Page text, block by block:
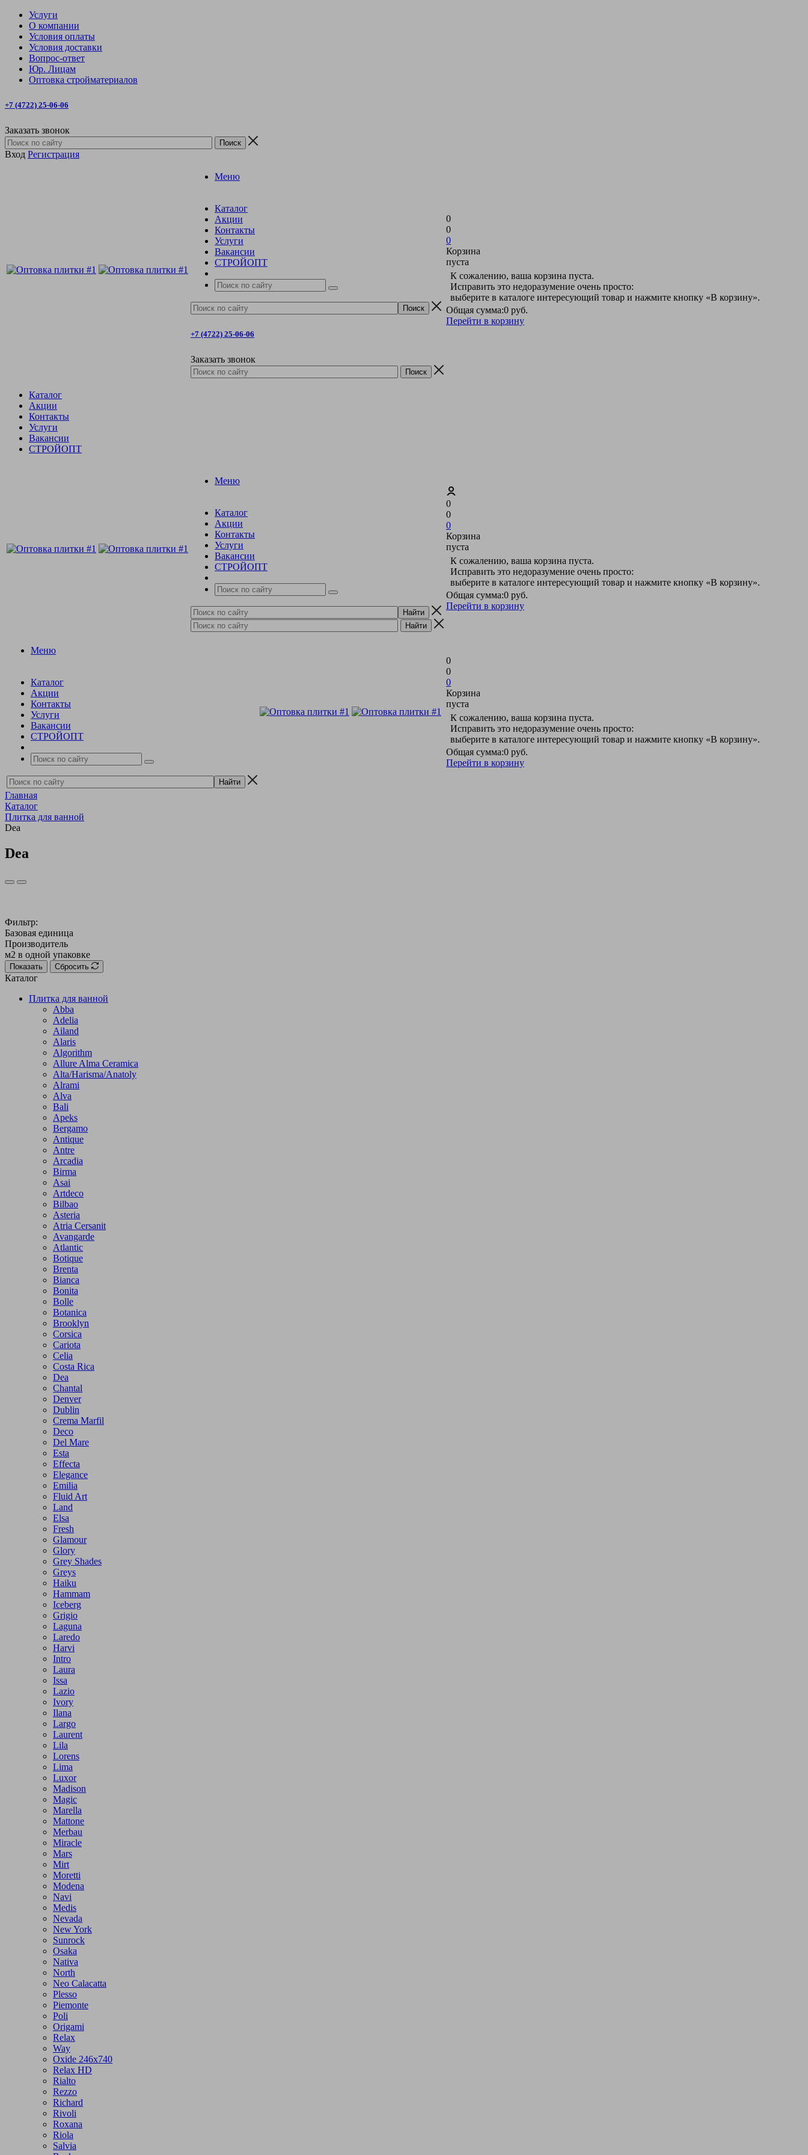
Услуги
О компании
Условия оплаты
Условия доставки
Вопрос-ответ
Юр. Лицам
Оптовка стройматериалов
+7 (4722) 25-06-06
Заказать звонок
Вход Регистрация
Меню
Каталог
Акции
Контакты
Услуги
Вакансии
СТРОЙОПТ
+7 (4722) 25-06-06
Заказать звонок
0
0
0
Корзина
пуста
К сожалению, ваша корзина пуста.
Исправить это недоразумение очень просто:
выберите в каталоге интересующий товар и нажмите кнопку «В корзину».
Общая сумма:0 руб.
Перейти в корзину
Каталог
Акции
Контакты
Услуги
Вакансии
СТРОЙОПТ
Меню
Каталог
Акции
Контакты
Услуги
Вакансии
СТРОЙОПТ
0
0
0
Корзина
пуста
К сожалению, ваша корзина пуста.
Исправить это недоразумение очень просто:
выберите в каталоге интересующий товар и нажмите кнопку «В корзину».
Общая сумма:0 руб.
Перейти в корзину
Меню
Каталог
Акции
Контакты
Услуги
Вакансии
СТРОЙОПТ
0
0
0
Корзина
пуста
К сожалению, ваша корзина пуста.
Исправить это недоразумение очень просто:
выберите в каталоге интересующий товар и нажмите кнопку «В корзину».
Общая сумма:0 руб.
Перейти в корзину
Главная
Каталог
Плитка для ванной
Dea
Dea
Фильтр:
Базовая единица
Производитель
м2 в одной упаковке
Показать Сбросить
Каталог
Плитка для ванной
Abba
Adelia
Ailand
Alaris
Algorithm
Allure Alma Ceramica
Alta/Harisma/Anatoly
Alrami
Alva
Bali
Apeks
Bergamo
Antique
Antre
Arcadia
Birma
Asai
Artdeco
Bilbao
Asteria
Atria Cersanit
Avangarde
Atlantic
Botique
Brenta
Bianca
Bonita
Bolle
Botanica
Brooklyn
Corsica
Cariota
Celia
Costa Rica
Dea
Chantal
Denver
Dublin
Crema Marfil
Deco
Del Mare
Esta
Effecta
Elegance
Emilia
Fluid Art
Land
Elsa
Fresh
Glamour
Glory
Grey Shades
Greys
Haiku
Hammam
Iceberg
Grigio
Laguna
Laredo
Harvi
Intro
Laura
Issa
Lazio
Ivory
Ilana
Largo
Laurent
Lila
Lorens
Lima
Luxor
Madison
Magic
Marella
Mattone
Merbau
Miracle
Mars
Mirt
Moretti
Modena
Navi
Medis
Nevada
New York
Sunrock
Osaka
Nativa
North
Neo Calacatta
Plesso
Piemonte
Poli
Origami
Relax
Way
Oxide 246x740
Relax HD
Rialto
Rezzo
Richard
Rivoli
Roxana
Riola
Salvia